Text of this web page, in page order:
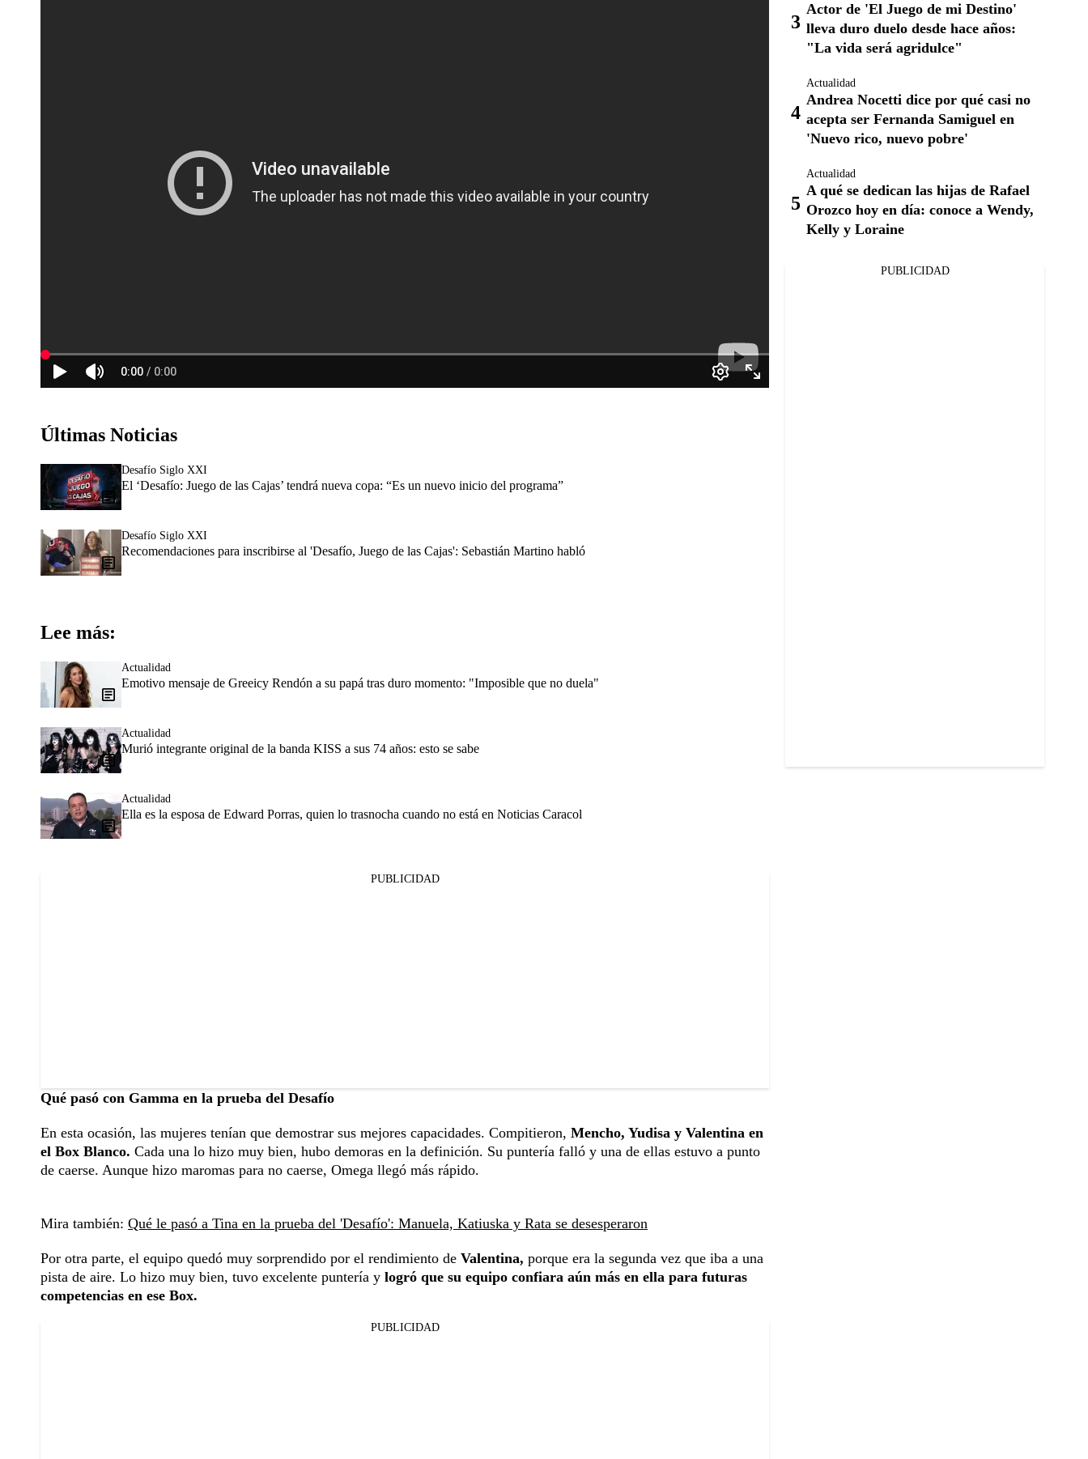
Últimas Noticias
Desafío Siglo XXI
El ‘Desafío: Juego de las Cajas’ tendrá nueva copa: “Es un nuevo inicio del programa”
Desafío Siglo XXI
Recomendaciones para inscribirse al 'Desafío, Juego de las Cajas': Sebastián Martino habló
Lee más:
Actualidad
Emotivo mensaje de Greeicy Rendón a su papá tras duro momento: "Imposible que no duela"
Actualidad
Murió integrante original de la banda KISS a sus 74 años: esto se sabe
Actualidad
Ella es la esposa de Edward Porras, quien lo trasnocha cuando no está en Noticias Caracol
PUBLICIDAD
Qué pasó con Gamma en la prueba del Desafío
En esta ocasión, las mujeres tenían que demostrar sus mejores capacidades. Compitieron, Mencho, Yudisa y Valentina en
el Box Blanco. Cada una lo hizo muy bien, hubo demoras en la definición. Su puntería falló y una de ellas estuvo a punto
de caerse. Aunque hizo maromas para no caerse, Omega llegó más rápido.
Mira también: Qué le pasó a Tina en la prueba del 'Desafío': Manuela, Katiuska y Rata se desesperaron
Por otra parte, el equipo quedó muy sorprendido por el rendimiento de Valentina, porque era la segunda vez que iba a una
pista de aire. Lo hizo muy bien, tuvo excelente puntería y logró que su equipo confiara aún más en ella para futuras
competencias en ese Box.
PUBLICIDAD
Actor de 'El Juego de mi Destino'
lleva duro duelo desde hace años:
"La vida será agridulce"
Actualidad
Andrea Nocetti dice por qué casi no
acepta ser Fernanda Samiguel en
'Nuevo rico, nuevo pobre'
Actualidad
A qué se dedican las hijas de Rafael
Orozco hoy en día: conoce a Wendy,
Kelly y Loraine
PUBLICIDAD